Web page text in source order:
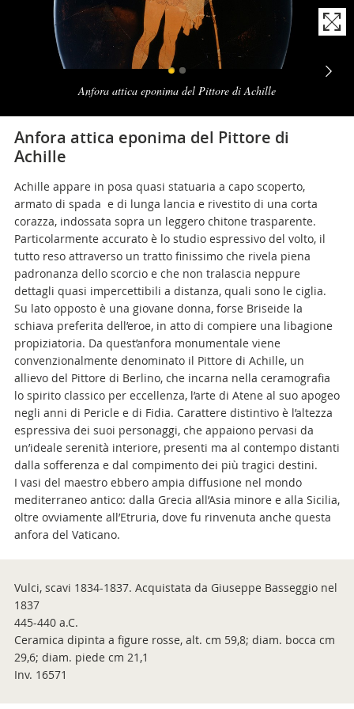
Anfora attica eponima del Pittore di Achille
photogallery
Anfora attica eponima del Pittore di
Achille
Achille appare in posa quasi statuaria a capo scoperto,
armato di spada e di lunga lancia e rivestito di una corta
corazza, indossata sopra un leggero chitone trasparente.
Particolarmente accurato è lo studio espressivo del volto, il
tutto reso attraverso un tratto finissimo che rivela piena
padronanza dello scorcio e che non tralascia neppure
dettagli quasi impercettibili a distanza, quali sono le ciglia.
Su lato opposto è una giovane donna, forse Briseide la
schiava preferita dell’eroe, in atto di compiere una libagione
propiziatoria. Da quest’anfora monumentale viene
convenzionalmente denominato il Pittore di Achille, un
allievo del Pittore di Berlino, che incarna nella ceramografia
lo spirito classico per eccellenza, l’arte di Atene al suo apogeo
negli anni di Pericle e di Fidia. Carattere distintivo è l’altezza
espressiva dei suoi personaggi, che appaiono pervasi da
un’ideale serenità interiore, presenti ma al contempo distanti
dalla sofferenza e dal compimento dei più tragici destini.
I vasi del maestro ebbero ampia diffusione nel mondo
mediterraneo antico: dalla Grecia all’Asia minore e alla Sicilia,
oltre ovviamente all’Etruria, dove fu rinvenuta anche questa
anfora del Vaticano.
Vulci, scavi 1834-1837. Acquistata da Giuseppe Basseggio nel
1837
445-440 a.C.
Ceramica dipinta a figure rosse, alt. cm 59,8; diam. bocca cm
29,6; diam. piede cm 21,1
Inv. 16571